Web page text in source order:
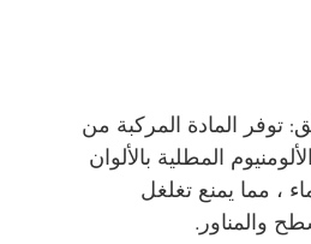
توفر المادة المركبة من
المطلية بالألوان
، مما يمنع تغلغل
والمناور.